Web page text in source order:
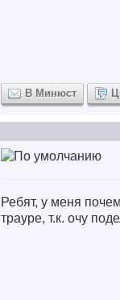
В Минюст
Ребят, у меня
трауре, т.к. очу